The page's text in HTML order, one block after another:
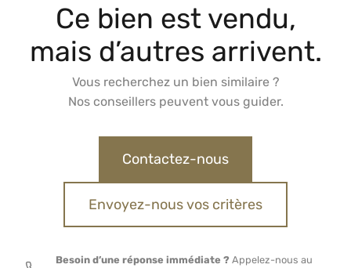
Ce bien est vendu,
mais d’autres arrivent.
Vous recherchez un bien similaire ?
Nos conseillers peuvent vous guider.
Contactez-nous
Envoyez-nous vos critères
Besoin d’une réponse immédiate ? Appelez-nous au